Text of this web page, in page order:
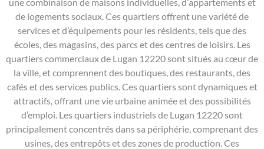
une combinaison de maisons individuelles, d’appartements et
de logements sociaux. Ces quartiers offrent une variété de
services et d’équipements pour les résidents, tels que des
écoles, des magasins, des parcs et des centres de loisirs. Les
quartiers commerciaux de Lugan 12220 sont situés au cœur de
la ville, et comprennent des boutiques, des restaurants, des
cafés et des services publics. Ces quartiers sont dynamiques et
attractifs, offrant une vie urbaine animée et des possibilités
d’emploi. Les quartiers industriels de Lugan 12220 sont
principalement concentrés dans sa périphérie, comprenant des
usines, des entrepôts et des zones de production. Ces